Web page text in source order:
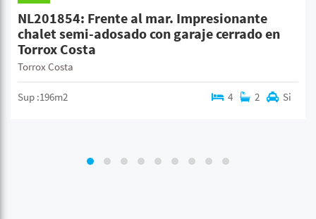
NL201854: Frente al mar. Impresionante
chalet semi-adosado con garaje cerrado en
Torrox Costa
Torrox Costa
Sup :196m2 4 2 Si